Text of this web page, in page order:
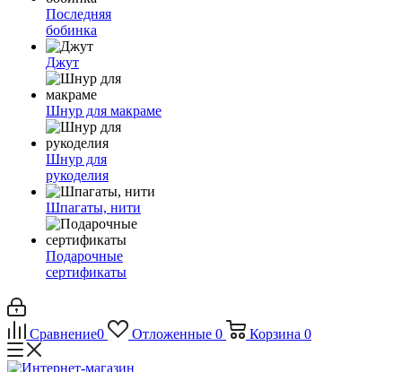
Последняя
бобинка
Джут
Шнур для макраме
Шнур для
рукоделия
Шпагаты, нити
Подарочные
сертификаты
Сравнение0 Отложенные 0 Корзина 0